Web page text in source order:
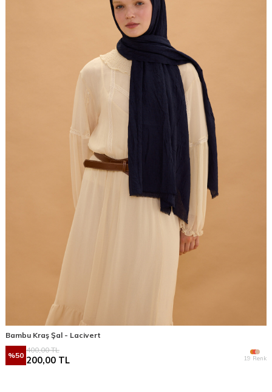
Bambu Kraş Şal - Lacivert
%50
400,00TL
200,00 TL 19 Renk